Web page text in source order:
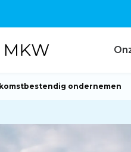
ondernemen